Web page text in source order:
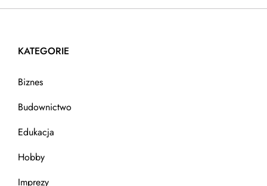
KATEGORIE
Biznes
Budownictwo
Edukacja
Hobby
Imprezy